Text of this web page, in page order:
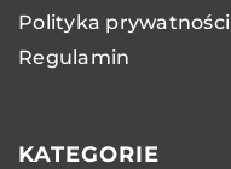
Polityka prywatności
Regulamin
KATEGORIE